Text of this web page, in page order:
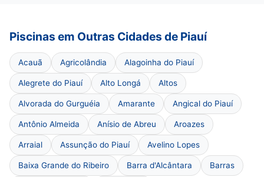
Piscinas em Outras Cidades de Piauí
Acauã Agricolândia Alagoinha do Piauí
Alegrete do Piauí Alto Longá Altos
Alvorada do Gurguéia Amarante Angical do Piauí
Antônio Almeida Anísio de Abreu Aroazes
Arraial Assunção do Piauí Avelino Lopes
Baixa Grande do Ribeiro Barra d'Alcântara Barras